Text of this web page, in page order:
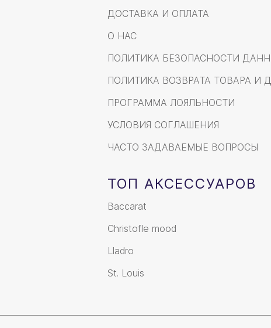
ДОСТАВКА И ОПЛАТА
О НАС
ПОЛИТИКА БЕЗОПАСНОСТИ
ПОЛИТИКА ВОЗВРАТА ТОВАРА И
ПРОГРАММА ЛОЯЛЬНОСТИ
УСЛОВИЯ СОГЛАШЕНИЯ
ЧАСТО ЗАДАВАЕМЫЕ ВОПРОСЫ
ТОП АКСЕССУАРОВ
Baccarat
Christofle mood
Lladro
St. Louis